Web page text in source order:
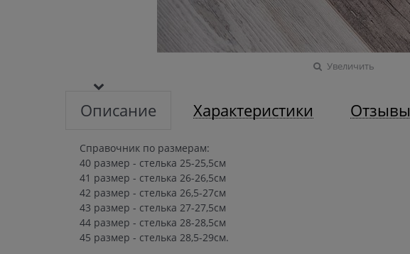
Увеличить
Описание Характеристики Отзывы
Справочник по размерам:
40 размер - стелька 25-25,5см
41 размер - стелька 26-26,5см
42 размер - стелька 26,5-27см
43 размер - стелька 27-27,5см
44 размер - стелька 28-28,5см
45 размер - стелька 28,5-29см.